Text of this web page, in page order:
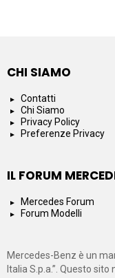
CHI SIAMO
Contatti
Chi Siamo
Privacy Policy
Preferenze Privacy
IL FORUM
Mercedes Forum
Forum Modelli
Mercedes-Benz è un
Italia S.p.a.”. Questo